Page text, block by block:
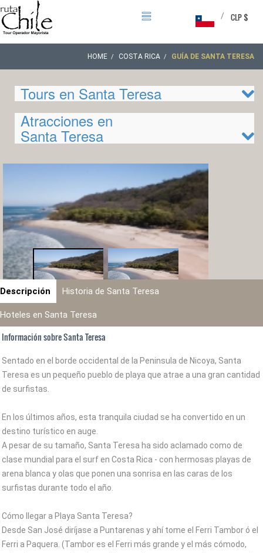
CLP $
/
HOME COSTA RICA GUÍA DE SANTA TERESA
Tours en Santa Teresa
Atracciones en
Santa Teresa
Descripción Historia de Santa Teresa
Hoteles en Santa Teresa
Información sobre Santa Teresa
Sentado en el borde occidental de la Peninsula de Nicoya, Santa
Teresa es un pequeño pueblo de playa que atrae a una gran cantidad
de surfistas.
En los últimos años, esta tranquila ciudad se ha convertido en un
destino turístico en auge.
A pesar de su tamaño, Santa Teresa ha sido aclamado como de
clase mundial para el surf en Costa Rica - con hermosas playas de
arena blanca y olas que ponen una sonrisa en las caras de los
surfistas durante todo el año.
Cómo llegar a Playa Santa Teresa?
Desde San José diríjase a Puntarenas y ahí tome el Ferri Tambor ó el
Ferri a Paquera. (Tambor es el Ferri más grande y el más cómodo,